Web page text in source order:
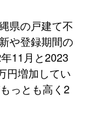
県の戸建て不
や登録期間の
11月と2023
円増加してい
っとも高く2